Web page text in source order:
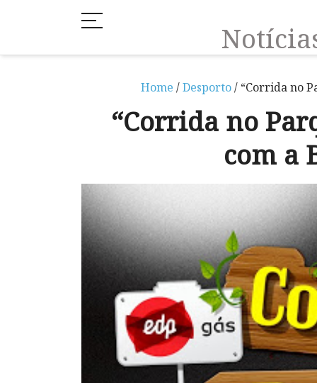
Home /Desporto/ “Corrida no
“Corrida no
com a